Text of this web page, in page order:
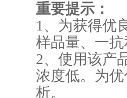
重要提示：
1、为获得优
样品量、一
2、使用该产
浓度低。为
析。